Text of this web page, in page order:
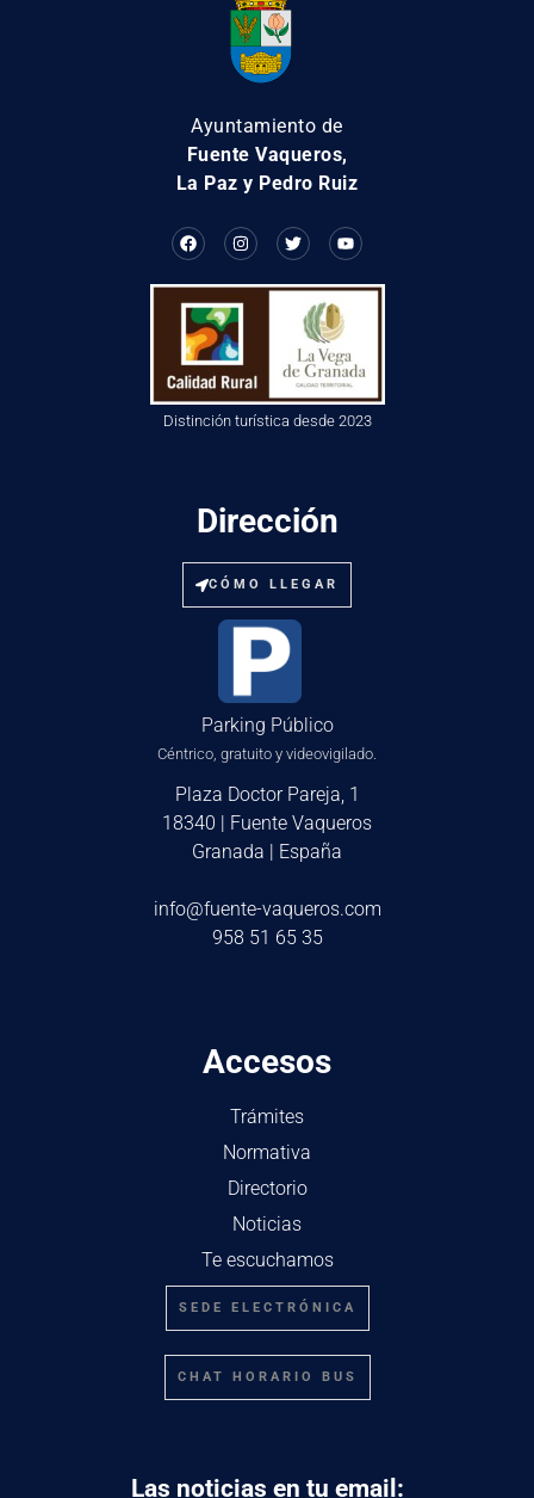
Ayuntamiento de
Fuente Vaqueros,
La Paz y Pedro Ruiz
Distinción turística desde 2023
Dirección
CÓMO LLEGAR
Parking Público
Céntrico, gratuito y videovigilado.
Plaza Doctor Pareja, 1
18340 | Fuente Vaqueros
Granada | España
info@fuente-vaqueros.com
958 51 65 35
Accesos
Trámites
Normativa
Directorio
Noticias
Te escuchamos
SEDE ELECTRÓNICA
CHAT HORARIO BUS
Las noticias en tu email: